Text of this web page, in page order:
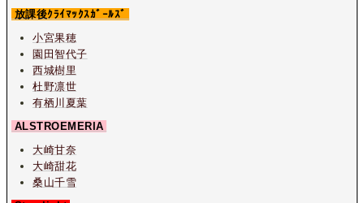
放課後ｸﾗｲﾏｯｸｽｶﾞｰﾙｽﾞ
小宮果穂
園田智代子
西城樹里
杜野凛世
有栖川夏葉
ALSTROEMERIA
大崎甘奈
大崎甜花
桑山千雪